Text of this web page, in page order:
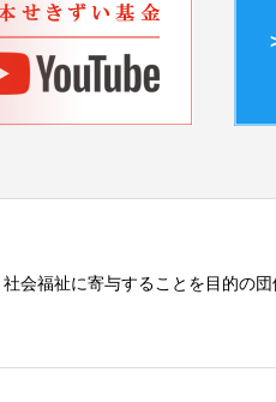
会福祉に寄与することを目的の団